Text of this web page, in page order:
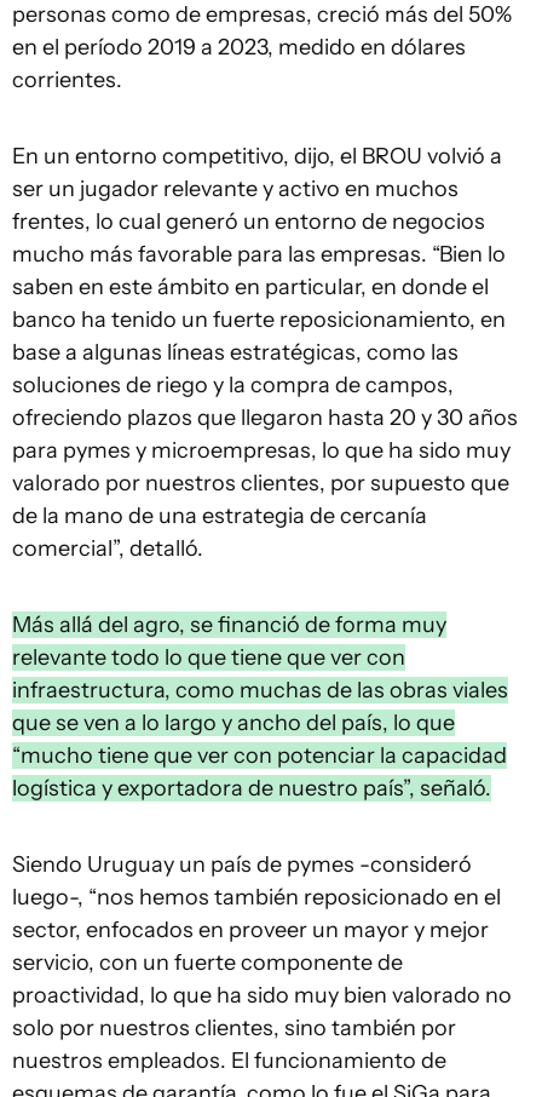
personas como de empresas, creció más del 50%
en el período 2019 a 2023, medido en dólares
corrientes.
En un entorno competitivo, dijo, el BROU volvió a
ser un jugador relevante y activo en muchos
frentes, lo cual generó un entorno de negocios
mucho más favorable para las empresas. “Bien lo
saben en este ámbito en particular, en donde el
banco ha tenido un fuerte reposicionamiento, en
base a algunas líneas estratégicas, como las
soluciones de riego y la compra de campos,
ofreciendo plazos que llegaron hasta 20 y 30 años
para pymes y microempresas, lo que ha sido muy
valorado por nuestros clientes, por supuesto que
de la mano de una estrategia de cercanía
comercial”, detalló.
Más allá del agro, se financió de forma muy
relevante todo lo que tiene que ver con
infraestructura, como muchas de las obras viales
que se ven a lo largo y ancho del país, lo que
“mucho tiene que ver con potenciar la capacidad
logística y exportadora de nuestro país”, señaló.
Siendo Uruguay un país de pymes -consideró
luego-, “nos hemos también reposicionado en el
sector, enfocados en proveer un mayor y mejor
servicio, con un fuerte componente de
proactividad, lo que ha sido muy bien valorado no
solo por nuestros clientes, sino también por
nuestros empleados. El funcionamiento de